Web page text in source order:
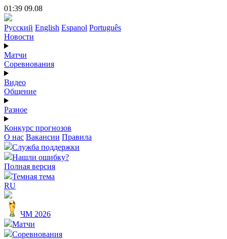
01:39 09.08
Русский English Espanol Português
Новости
Матчи
Соревнования
Видео
Общение
Разное
Конкурс прогнозов
О нас Вакансии Правила
Служба поддержки
Нашли ошибку?
Полная версия
Темная тема
RU
ЧМ 2026
Матчи
Соревнования